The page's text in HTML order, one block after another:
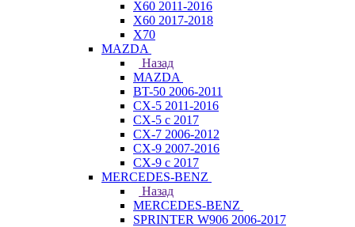
X60 2011-2016
X60 2017-2018
X70
MAZDA
Назад
MAZDA
BT-50 2006-2011
CX-5 2011-2016
CX-5 с 2017
CX-7 2006-2012
CX-9 2007-2016
CX-9 с 2017
MERCEDES-BENZ
Назад
MERCEDES-BENZ
SPRINTER W906 2006-2017